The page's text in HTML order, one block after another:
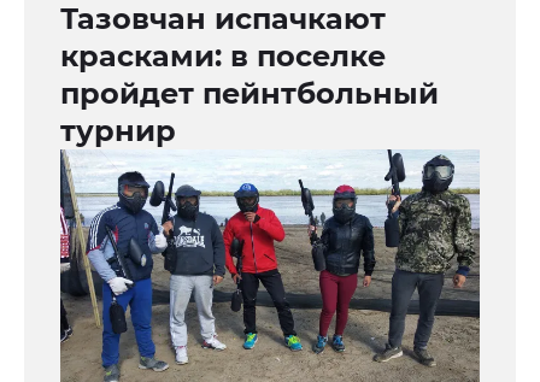
Тазовчан испачкают
красками: в поселке
пройдет пейнтбольный
турнир